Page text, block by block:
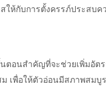
ให้กับการตั้งครรภ์ประสบค
ตอนสำคัญที่จะช่วยเพิ่มอั
เพื่อให้ตัวอ่อนมีสภาพส